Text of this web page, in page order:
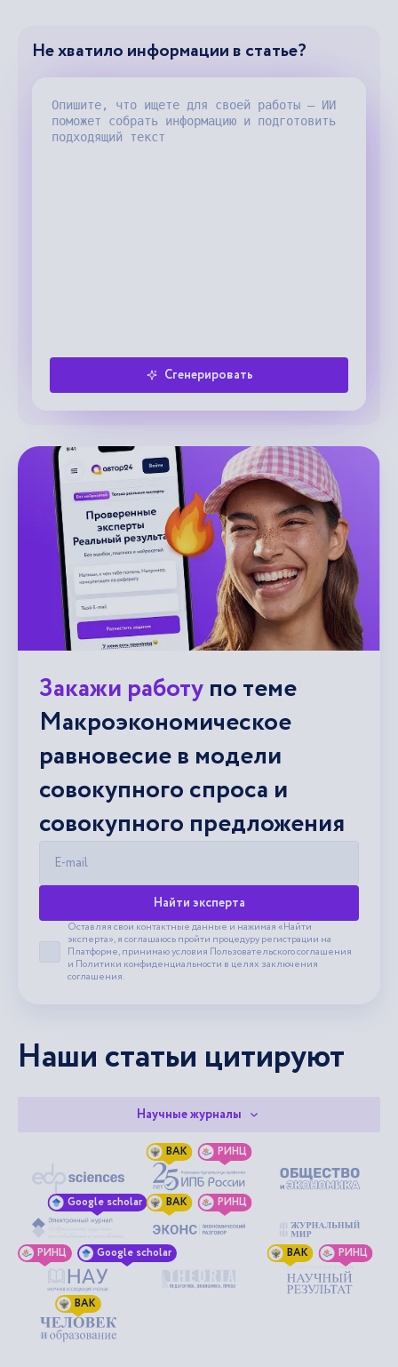
Не хватило информации в статье?
Сгенерировать
Закажи работупо теме
Макроэкономическое
равновесие в модели
совокупного спроса и
совокупного предложения
Найти эксперта
Принять пользовательское соглашение
Оставляя свои контактные данные и нажимая «Найти
эксперта», я соглашаюсь пройти процедуру регистрации на
Платформе, принимаю условия Пользовательского соглашения
и Политики конфиденциальности в целях заключения
соглашения.
Наши статьи цитируют
Научные журналы
ВАК РИНЦ
Google scholar ВАК РИНЦ
РИНЦ Google scholar ВАК РИНЦ
ВАК